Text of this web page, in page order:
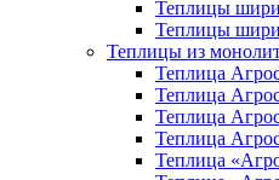
Теплицы
Теплицы
Теплицы из
Теплица
Теплица
Теплица
Теплица
Теплица